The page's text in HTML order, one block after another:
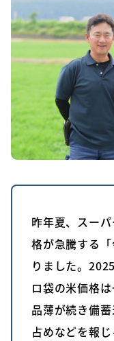
昨年夏、スー
格が急騰する
りました。
ロ袋の米価格
品薄が続き備
占めなどを報